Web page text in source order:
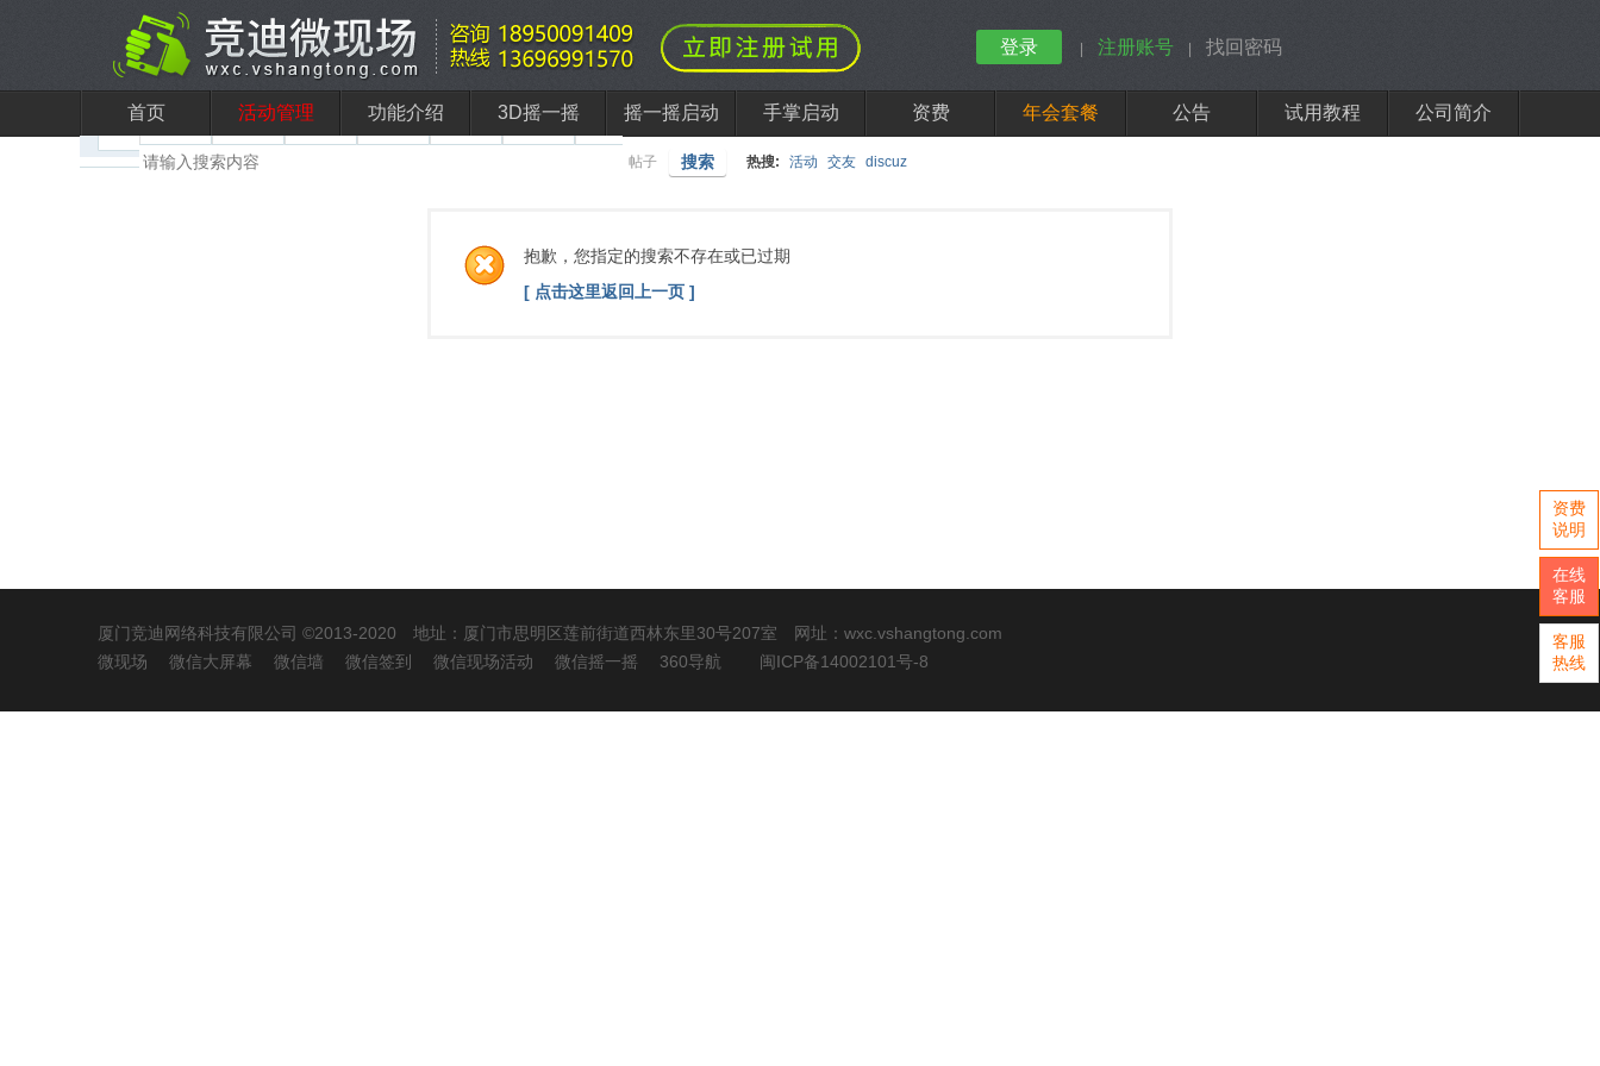
登录 注册账号 找回密码
首页 活动管理 功能介绍 3D摇一摇 摇一摇启动 手掌启动 资费 年会套餐 公告 试用教程 公司简介
帖子 搜索 热搜: 活动 交友 discuz
抱歉，您指定的搜索不存在或已过期
[ 点击这里返回上一页 ]
厦门竞迪网络科技有限公司 ©2013-2020 地址：厦门市思明区莲前街道西林东里30号207室 网址： wxc.vshangtong.com
微现场
微信大屏幕 微信墙 微信签到 微信现场活动 微信摇一摇 360导航 闽ICP备14002101号-8
资费
说明
在线
客服
客服
热线